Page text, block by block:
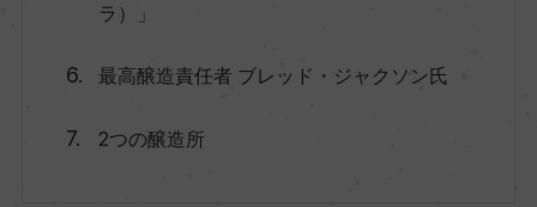
ラ）」
最高醸造責任者 ブレッド・ジャクソン氏
2つの醸造所